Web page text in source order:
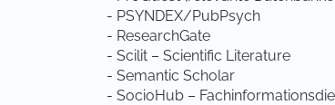
- PSYNDEX/PubPsych
- ResearchGate
- Scilit – Scientific Literature
- Semantic Scholar
- SocioHub –